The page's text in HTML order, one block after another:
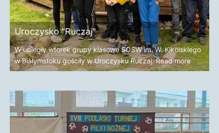
Uroczysko "Ruczaj"
W ubiegły wtorek grupy klasowe SOSW im. W. Kikolskiego
w Białymstoku gościły w Uroczysku Ruczaj.Read more